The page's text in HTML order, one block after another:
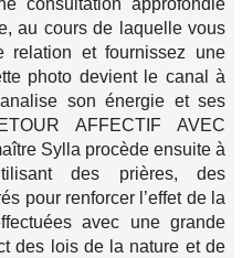
consultation approfondie
au cours de laquelle vous
relation et fournissez une
photo devient le canal à
son énergie et ses
AFFECTIF AVEC
Sylla procède ensuite à
des prières, des
pour renforcer l’effet de la
avec une grande
des lois de la nature et de